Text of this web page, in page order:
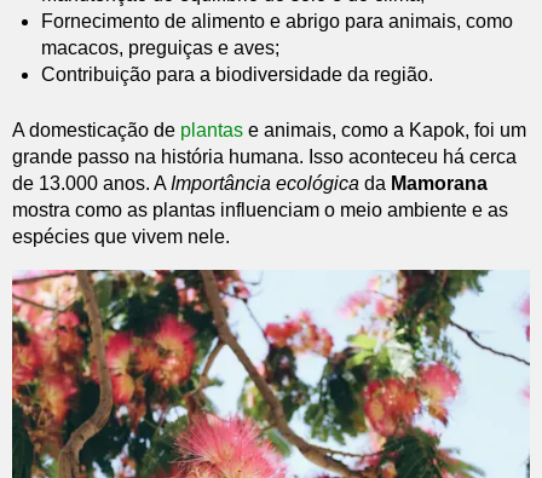
Fornecimento de alimento e abrigo para animais, como
macacos, preguiças e aves;
Contribuição para a biodiversidade da região.
A domesticação de plantas e animais, como a Kapok, foi um
grande passo na história humana. Isso aconteceu há cerca
de 13.000 anos. A Importância ecológica da Mamorana
mostra como as plantas influenciam o meio ambiente e as
espécies que vivem nele.